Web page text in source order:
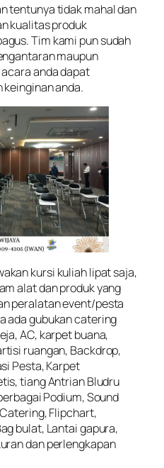
tentunya tidak mahal dan
kualitas produk
Tim kami pun sudah
maupun
anda dapat
anda.
kursi kuliah lipat saja,
alat dan produk yang
peralatan event/pesta
ada gubukan catering
AC, karpet buana,
ruangan, Backdrop,
Pesta, Karpet
tiang Antrian Bludru
Podium, Sound
Flipchart,
bulat, Lantai gapura,
dan perlengkapan